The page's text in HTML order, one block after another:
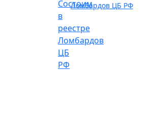
Ломбардов ЦБ РФ